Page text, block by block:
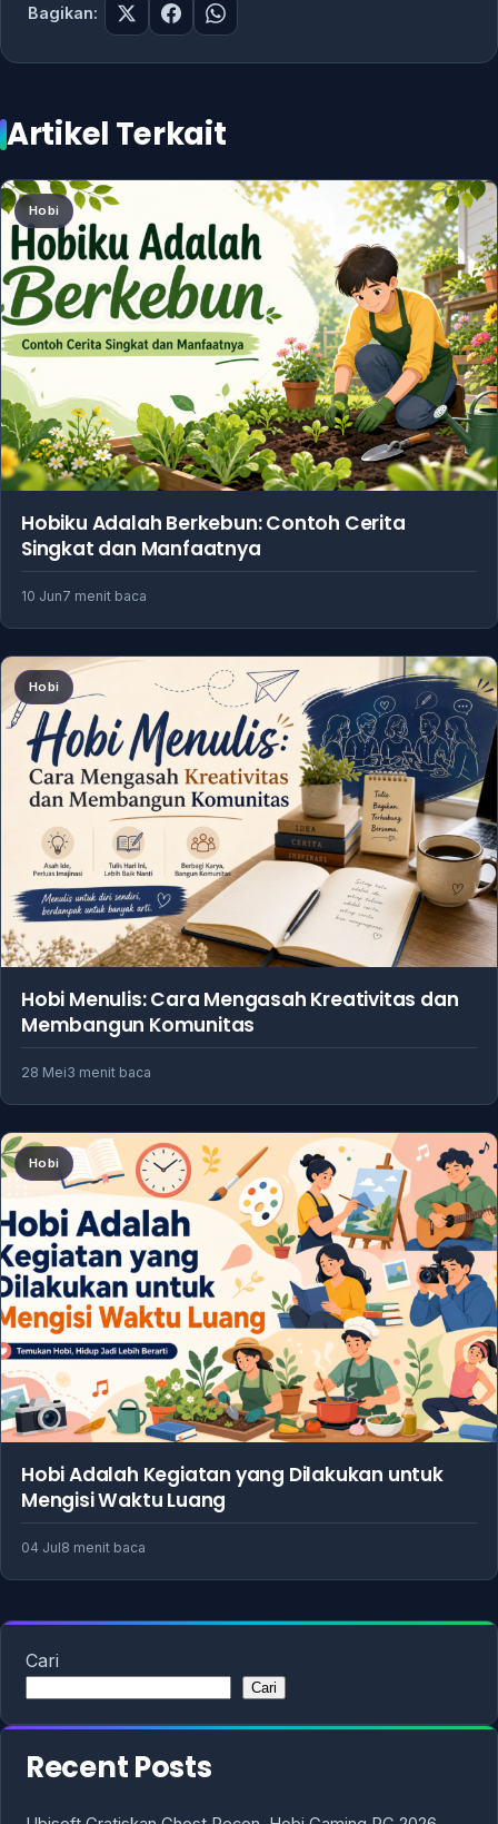
Bagikan:
Artikel Terkait
Hobi
Hobiku Adalah Berkebun: Contoh Cerita
Singkat dan Manfaatnya
10 Jun7 menit baca
Hobi
Hobi Menulis: Cara Mengasah Kreativitas dan
Membangun Komunitas
28 Mei3 menit baca
Hobi
Hobi Adalah Kegiatan yang Dilakukan untuk
Mengisi Waktu Luang
04 Jul8 menit baca
Cari
Cari
Recent Posts